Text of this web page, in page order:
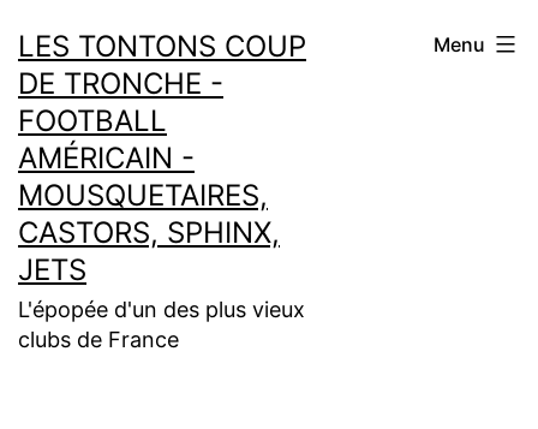
au
contenu
LES TONTONS COUP
DE TRONCHE -
FOOTBALL
AMÉRICAIN -
MOUSQUETAIRES,
CASTORS, SPHINX,
JETS
L'épopée d'un des plus vieux
clubs de France
Menu